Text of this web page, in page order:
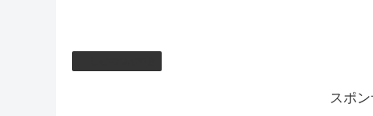
いつもしないゲームを予定しているのでお時間